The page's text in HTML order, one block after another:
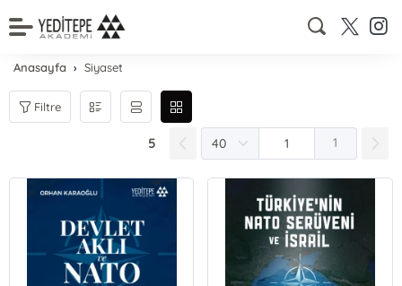
Anasayfa Siyaset
Filtre
5 1